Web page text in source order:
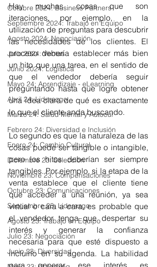
Octubre 2024: Business Partners
Septiembre 2024: Trabajo en Equipo
Agosto 2024: Negociación
Julio 2024: Ventas
Junio 2024: Logística
Mayo 24: Aprendizaje - eLearning
Abril 24: Liderazgo
Marzo 24: Salud Mental y Autocui
Febrero 24: Diversidad e Inclusión
Enero 24: Cambio Cultural
Diciembre 23: Selección
Noviembre 23: Compensaciones
Octubre 23: Comunicaciones
Septiembre 23: Liderazgo
Agosto 23: Trabajo en Equipo
Julio 23: Negociación
Junio 23: Diversidad
Hay muchas cosas que son
iteraciones, por ejemplo, en la
utilización de preguntas para descubrir
las necesidades de los clientes. El
proceso debería establecer más bien
un hito que una tarea, en el sentido de
que el vendedor debería seguir
preguntando hasta que logre obtener
una idea clara de qué es exactamente
lo que el cliente anda buscando.
Lo segundo es que la naturaleza de las
cosas puede ser tangible o intangible,
pero los hitos deberían ser siempre
tangibles. Por ejemplo, si la etapa de la
venta establece que el cliente tiene
que acceder a una reunión, ya sea
virtual o cara a cara, es probable que
el vendedor tenga que despertar su
interés y generar la confianza
necesaria para que esté dispuesto a
incluirlo en su agenda. La habilidad